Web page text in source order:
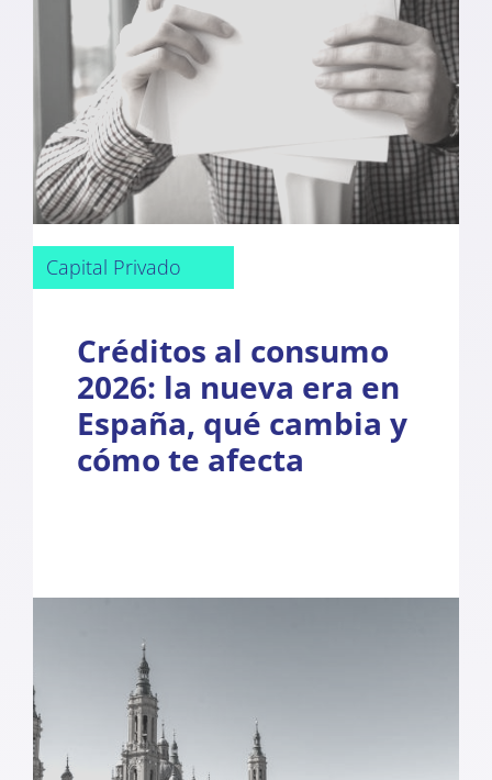
Capital Privado
Créditos al consumo
2026: la nueva era en
España, qué cambia y
cómo te afecta